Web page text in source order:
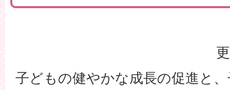
子どもの健やかな成長の促進と